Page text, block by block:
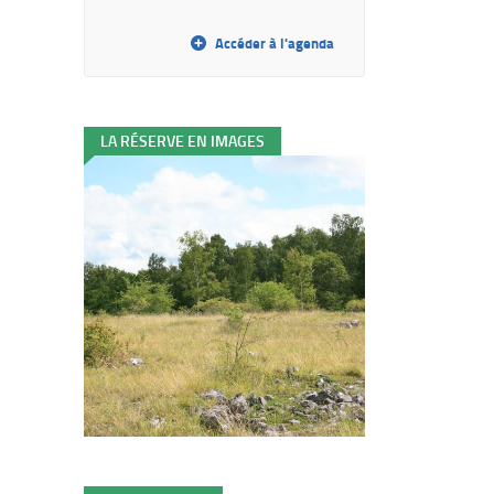
Accéder à l'agenda
LA RÉSERVE EN IMAGES